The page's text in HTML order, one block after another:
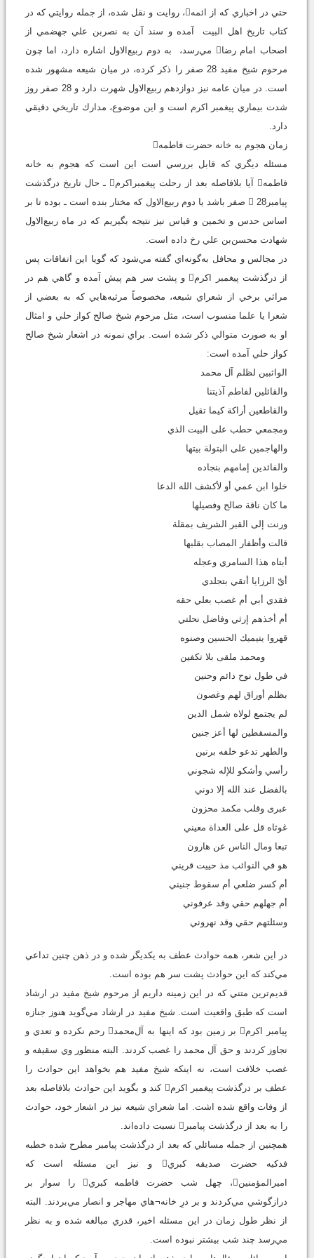
حتي در اخباري كه از ائمه، روايت و نقل شده، از جمله روايتي كه در
كتاب تاريخ اهل البيت آمده و سند آن به نصر‌بن علي جهضمي از
اصحاب امام رضا مي‌رسد، به دوم ربيع‌الاول اشاره دارد، اما چون
مرحوم شيخ مفيد 28 صفر را ذكر كرده، در ميان شيعه مشهور شده
است. در ميان عامه نيز دوازدهم ربيع‌الاول شهرت دارد و 28 صفر روز
شدت بيماري پيغمبر اكرم است و اين موضوع، مدارك تاريخي دقيقي
دارد.
زمان هجوم به خانه حضرت فاطمه
مسئله ديگري كه قابل بررسي است اين است كه هجوم به خانه
فاطمه آيا بلافاصله بعد از رحلت پيغمبراكرم ـ حال تاريخ درگذشت
پيامبر 28 صفر باشد يا دوم ربيع‌الاول كه مختار بنده است ـ بوده تا بر
اساس حدس و تخمين و قياس نيز نتيجه بگيريم كه در ماه ربيع‌الاول
شهادت محسن‌بن علي رخ داده است.
در مجالس و محافل به‌گونه‌اي گفته مي‌شود كه گويا اين اتفاقات پس
از درگذشت پيغمبر اكرم و پشت سر هم پيش آمده و گاهي هم در
مراثي برخي از شعراي شيعه، مخصوصاً مرثيه‌هايي كه به بعضي از
شعرا يا علما منسوب است، مثل مرحوم شيخ صالح كواز حلي و امثال
او به صورت متوالي ذكر شده است. براي نمونه در اشعار شيخ صالح
كواز حلي آمده است:
الواثبين لظلم آل محمد
والقائلين لفاطم آذيتنا
والقاطعين أراكة كيما تقيل
ومجمعي حطب على البيت الذي
والهاجمين على البتولة بيتها
والفائدين إمامهم بنجاده
خلوا ابن عمي أو لأكشف الله الدعا
ما كان ناقة صالح وفصيلها
ورنت إلى القبر الشريف بمقلة
قالت وأظفار المصاب بقلبها
أبتاه هذا السامري وعجله
أيّ الرزايا أتقي بتجلدي
فقدي أبي أم غصب بعلي حقه
أم أخذهم إرثي وفاضل نحلتي
قهروا يتيميك الحسين وصنوه
ومحمد ملقى بلا تكفين
في طول نوح دائم وحنين
بظلم أوراق لهم وغصون
لم يجتمع لولاه شمل الدين
والمسقطين لها أعز جنين
والطهر تدعو خلفه برنين
رأسي وأشكو للإله شجوني
بالفضل عند الله إلا دوني
عبرى وقلب مكمد محزون
غوثاه قل على العداة معيني
تبعا ومال الناس عن هارون
هو في النوائب مذ حييت قريني
أم كسر ضلعي أم سقوط جنيني
أم جهلهم حقي وقد عرفوني
وسئلتهم حقي وقد نهروني
در اين شعر، همه حوادث عطف به يكديگر شده و در ذهن چنين تداعي
مي‌كند كه اين حوادث پشت سر هم بوده است.
قديم‌ترين متني كه در اين زمينه داريم از مرحوم شيخ مفيد در ارشاد
است كه طبق واقعيت است. شيخ مفيد در ارشاد مي‌گويد هنوز جنازه
پيامبر اكرم بر زمين بود كه اينها به آل‌محمد رحم نكرده و تعدي و
تجاوز كردند و حق آل محمد را غصب كردند. البته منظور وي سقيفه و
غصب خلافت است، نه اينكه شيخ مفيد هم بخواهد اين حوادث را
عطف بر درگذشت پيغمبر اكرم كند و بگويد اين حوادث بلافاصله بعد
از وفات واقع شده اشت. اما شعراي شيعه نيز در اشعار خود، حوادث
را به بعد از درگذشت پيامبر نسبت داده‌اند.
همچنين از جمله مسائلي كه بعد از درگذشت پيامبر مطرح شده خطبه
فدكيه حضرت صديقه كبري و نيز اين مسئله است كه
اميرالمؤمنين، چهل شب حضرت فاطمه كبري را سوار بر
درازگوشي مي‌كردند و بر درِ خانه¬هاي مهاجر و انصار مي‌بردند. البته
از نظر طول زمان در اين مسئله اخير، قدري مبالغه شده و به نظر
مي‌رسد چند شب بيشتر نبوده است.